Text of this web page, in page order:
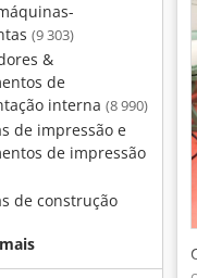
(9 303)
&
de
interna (8 990)
de impressão e
de impressão
de construção